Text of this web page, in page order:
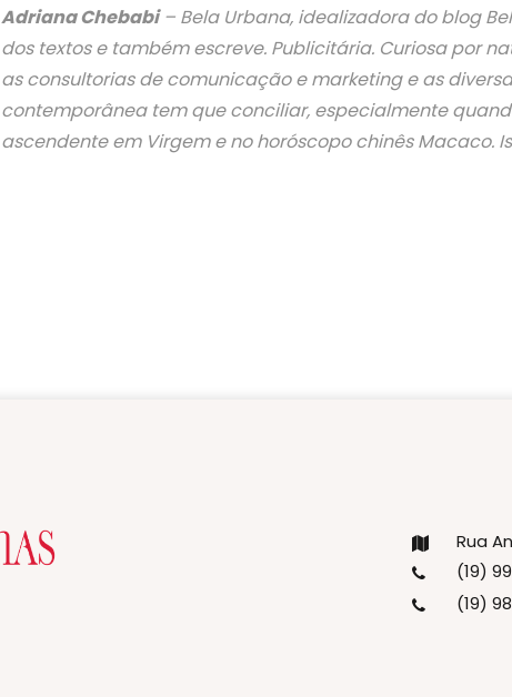
Adriana Chebabi– Bela Urbana, idealizadora do blog
dos textos e também escreve. Publicitária. Curiosa por
as consultorias de comunicação e marketing e as
contemporânea tem que conciliar, especialmente
ascendente em Virgem e no horóscopo chinês Macaco.
Rua
(19)
(19)